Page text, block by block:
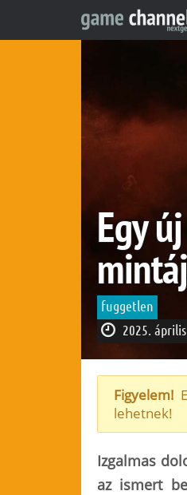
Egy
fuggetlen
2025.
Figyelem!
lehetnek!
Izgalmas
az ismert